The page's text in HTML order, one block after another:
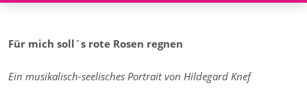
Für mich soll´s rote Rosen regnen
Ein musikalisch-seelisches Portrait von Hildegard Knef